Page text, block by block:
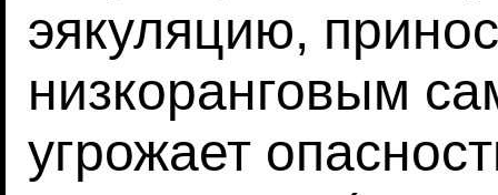
эякуляцию,
низкоранговым
угрожает